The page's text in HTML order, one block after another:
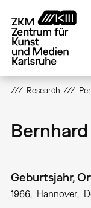
zum
Inhalt
Research
Geburtsjahr,
1966 Hannover